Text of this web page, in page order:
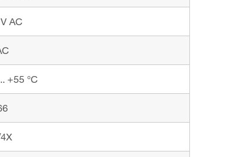
AC
+55 °C